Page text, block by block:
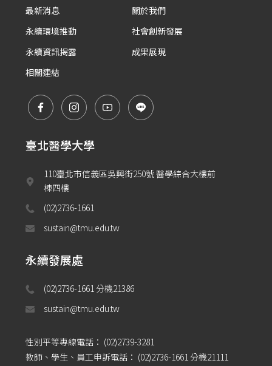
最新消息
關於我們
永續環境推動
社會創新發展
永續資訊揭露
成果展現
相關連結
臺北醫學大學
110臺北市信義區吳興街250號 醫學綜合大樓前
棟四樓
(02)2736-1661
sustain@tmu.edu.tw
永續發展處
(02)2736-1661 分機21386
sustain@tmu.edu.tw
性別平等專線電話： (02)2739-3281
教師、學生、員工申訴電話： (02)2736-1661 分機21111